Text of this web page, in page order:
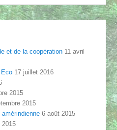
et de la coopération 11 avril
Eco 17 juillet 2016
2015
2015
6 août 2015
2015